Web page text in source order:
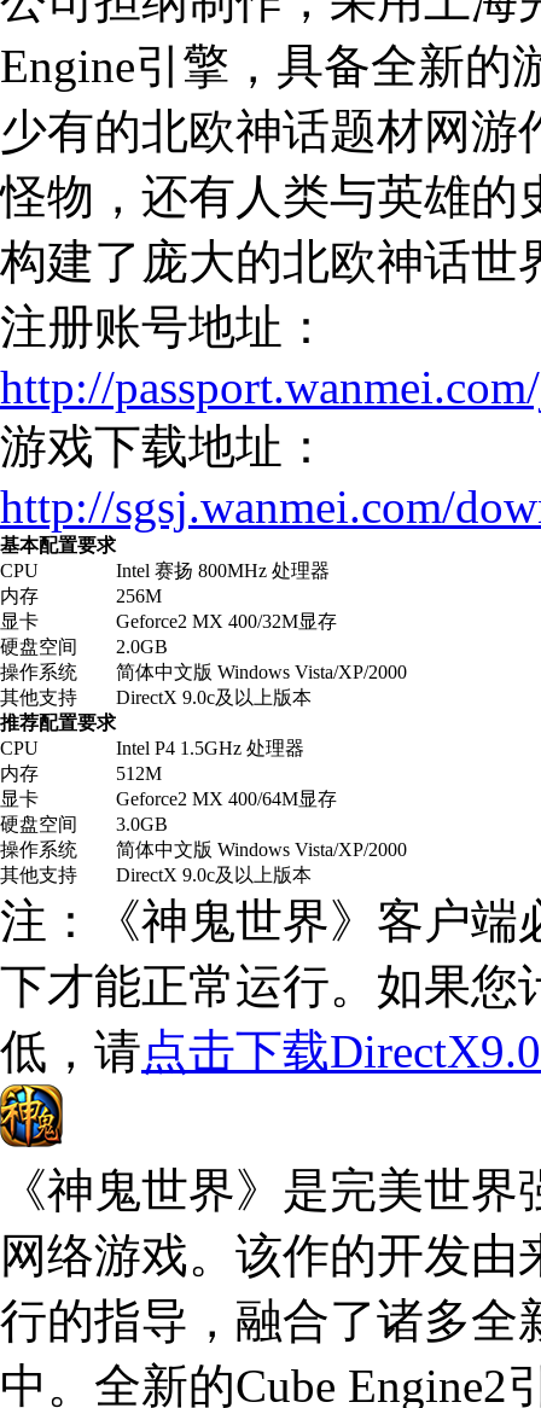
Engine引擎，具备全新
少有的北欧神话题材网
怪物，还有人类与英雄的
构建了庞大的北欧神话世
注册账号地址：
http://
游戏下载地址：
http://sgsj.wanmei.com/
基本配置要求
CPU
Intel 赛扬 800MHz 处理器
内存
256M
显卡
Geforce2 MX 400/32M显存
硬盘空间
2.0GB
操作系统
简体中文版 Windows Vista/XP/2000
其他支持
DirectX 9.0c及以上版本
推荐配置要求
CPU
Intel P4 1.5GHz 处理器
内存
512M
显卡
Geforce2 MX 400/64M显存
硬盘空间
3.0GB
操作系统
简体中文版 Windows Vista/XP/2000
其他支持
DirectX 9.0c及以上版本
注：《神鬼世界》客户端
下才能正常运行。如果您
低，请点击下载
《神鬼世界》是完美世
网络游戏。该作的开发由
行的指导，融合了诸多全
中。全新的Cube